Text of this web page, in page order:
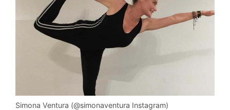
Simona Ventura (@simonaventura Instagram)